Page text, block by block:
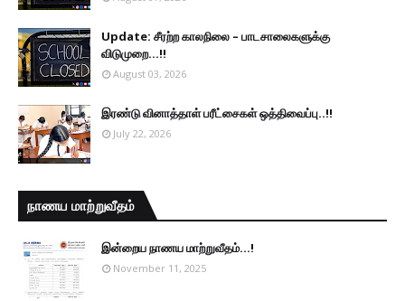
Update: சீரற்ற காலநிலை – பாடசாலைகளுக்கு
விடுமுறை...!!
August 03, 2026
இரண்டு வினாத்தாள் பரீட்சைகள் ஒத்திவைப்பு..!!
July 22, 2026
நாணய மாற்றுவீதம்
இன்றைய நாணய மாற்றுவீதம்...!
November 11, 2025